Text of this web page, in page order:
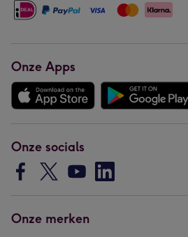
Onze Apps
Onze socials
Onze merken